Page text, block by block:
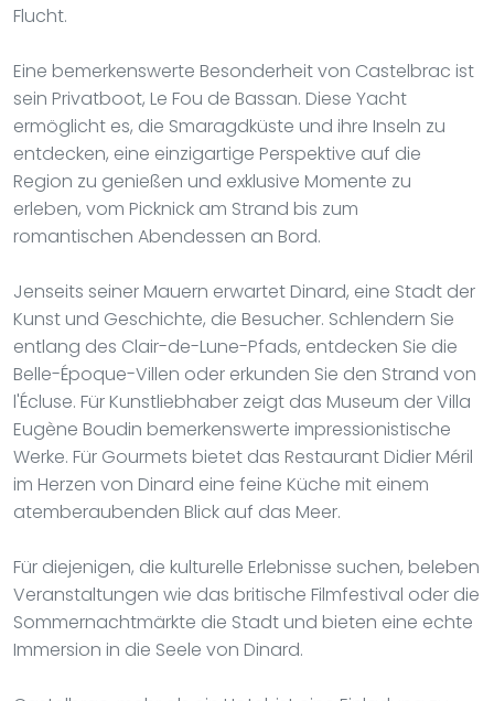
Flucht.
Eine bemerkenswerte Besonderheit von Castelbrac ist
sein Privatboot, Le Fou de Bassan. Diese Yacht
ermöglicht es, die Smaragdküste und ihre Inseln zu
entdecken, eine einzigartige Perspektive auf die
Region zu genießen und exklusive Momente zu
erleben, vom Picknick am Strand bis zum
romantischen Abendessen an Bord.
Jenseits seiner Mauern erwartet Dinard, eine Stadt der
Kunst und Geschichte, die Besucher. Schlendern Sie
entlang des Clair-de-Lune-Pfads, entdecken Sie die
Belle-Époque-Villen oder erkunden Sie den Strand von
l'Écluse. Für Kunstliebhaber zeigt das Museum der Villa
Eugène Boudin bemerkenswerte impressionistische
Werke. Für Gourmets bietet das Restaurant Didier Méril
im Herzen von Dinard eine feine Küche mit einem
atemberaubenden Blick auf das Meer.
Für diejenigen, die kulturelle Erlebnisse suchen, beleben
Veranstaltungen wie das britische Filmfestival oder die
Sommernachtmärkte die Stadt und bieten eine echte
Immersion in die Seele von Dinard.